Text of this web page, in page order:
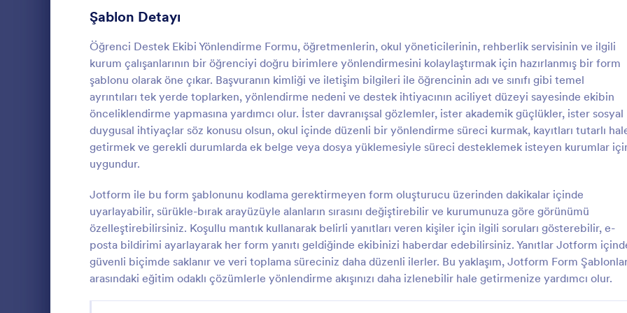
Şablon Detayı
Öğrenci Destek Ekibi Yönlendirme Formu, öğretmenlerin, okul yöneticilerinin, rehberlik servisinin ve ilgili
kurum çalışanlarının bir öğrenciyi doğru birimlere yönlendirmesini kolaylaştırmak için hazırlanmış bir form
şablonu olarak öne çıkar. Başvuranın kimliği ve iletişim bilgileri ile öğrencinin adı ve sınıfı gibi temel
ayrıntıları tek yerde toplarken, yönlendirme nedeni ve destek ihtiyacının aciliyet düzeyi sayesinde ekibin
önceliklendirme yapmasına yardımcı olur. İster davranışsal gözlemler, ister akademik güçlükler, ister sosyal
duygusal ihtiyaçlar söz konusu olsun, okul içinde düzenli bir yönlendirme süreci kurmak, kayıtları tutarlı
getirmek ve gerekli durumlarda ek belge veya dosya yüklemesiyle süreci desteklemek isteyen kurumlar
uygundur.
Jotform ile bu form şablonunu kodlama gerektirmeyen form oluşturucu üzerinden dakikalar içinde
uyarlayabilir, sürükle-bırak arayüzüyle alanların sırasını değiştirebilir ve kurumunuza göre görünümü
özelleştirebilirsiniz. Koşullu mantık kullanarak belirli yanıtları veren kişiler için ilgili soruları gösterebilir, e-
posta bildirimi ayarlayarak her form yanıtı geldiğinde ekibinizi haberdar edebilirsiniz. Yanıtlar Jotform
güvenli biçimde saklanır ve veri toplama süreciniz daha düzenli ilerler. Bu yaklaşım, Jotform Form
arasındaki eğitim odaklı çözümlerle yönlendirme akışınızı daha izlenebilir hale getirmenize yardımcı olur.
Hastane Yönlendirme Anketi
Hospis Yönlendirme Formu, sağlık
düzenli biçimde almasına ve Jotform
üzerinden form yanıtı takibini
kolaylaştırmasına yardımcı olur.
Go to Category:
Bakımevi Formları
Şablon Kullan
:
Kiracı Yönlendirme
Kiracı Yönlendirme Formu,
sahipleri ve emlak
önerilerini tek noktada
değerlendirmesine ve hızlı iletişim
kurmasına yardımcı olur.
Go to Category:
Mülk Yönetimi Formları
Şablon Kullan
Üye Kayıt Formları
Oy Formları 22
Özet Formları 17
Onay Formları 89
Değerlendirme Formları 104
Katılım Formları
Denetim 78
Yetkilendirme Formları
Ödül Formları 17
Efsane Cuma Formları 3